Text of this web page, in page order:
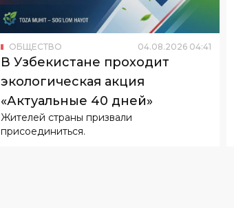
ОБЩЕСТВО 04.08.2026 04:41
В Узбекистане проходит
экологическая акция
«Актуальные 40 дней»
Жителей страны призвали
присоединиться.